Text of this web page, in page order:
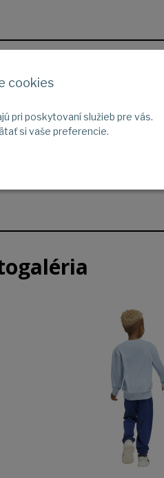
cookies
pri poskytovaní služieb pre vás.
si vaše preferencie.